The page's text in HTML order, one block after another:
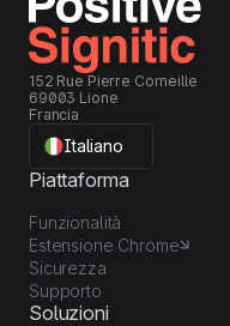
152 Rue Pierre Corneille
69003 Lione
Francia
Italiano
Piattaforma
Funzionalità
Estensione Chrome
Sicurezza
Supporto
Soluzioni